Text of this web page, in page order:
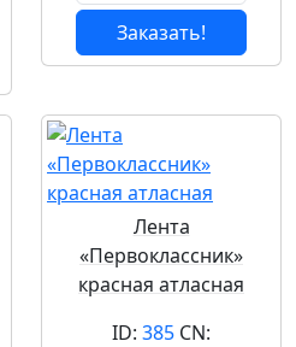
Заказать!
Лента
«Первоклассник»
красная атласная
ID: 385 CN: